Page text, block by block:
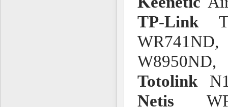
TP-Link
W8950ND,
Totolink
Netis